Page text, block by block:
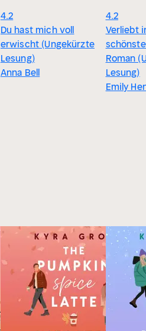
4.2
Du hast mich voll
erwischt (Ungekürzte
Lesung)
Anna Bell
4.2
Verliebt
Roman
Lesung)
Emily